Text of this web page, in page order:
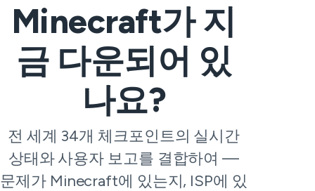
Minecraft가 지
금 다운되어 있
나요?
전 세계 34개 체크포인트의 실시간
상태와 사용자 보고를 결합하여 —
문제가 Minecraft에 있는지, ISP에 있